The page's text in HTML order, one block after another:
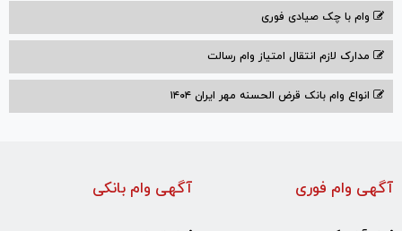
وام با‌ چک صیادی‌ فوری
مدارک لازم انتقال امتیاز وام رسالت
انواع وام بانک قرض الحسنه مهر ایران ۱۴۰۴
آگهی وام بانکی آگهی وام فوری